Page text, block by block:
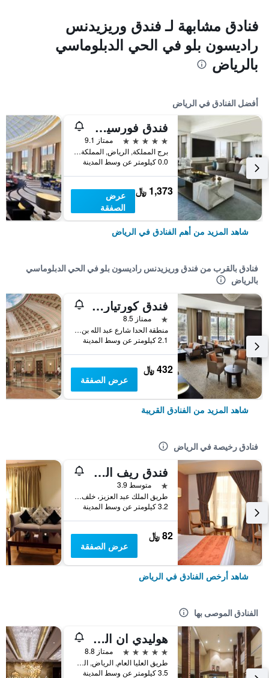
فنادق مشابهة لـ فندق وريزيدنس
راديسون بلو في الحي الدبلوماسي
بالرياض
أفضل الفنادق في الرياض
فندق فورسيزونز الرياض
5 نجوم
ممتاز 9.1
برج المملكة, الرياض, المملكة العربية السعودية
0.0 كيلومتر عن وسط المدينة
1,373 ﷼
عرض
الصفقة
شاهد المزيد من أهم الفنادق في الرياض
فنادق بالقرب من فندق وريزيدنس راديسون بلو في الحي الدبلوماسي
بالرياض
فندق كورتيارد باي ماريوت الحي الدبلوماسي الرياض
نجمة واحدة
ممتاز 8.5
منطقة الحدا شارع عبد الله بن حذافة السهمي, الرياض, المملكة العربية السعودية
2.1 كيلومتر عن وسط المدينة
432 ﷼
عرض الصفقة
شاهد المزيد من الفنادق القريبة
فنادق رخيصة في الرياض
فندق ريف المالاز الدولي
نجمة واحدة
متوسط 3.9
طريق الملك عبد العزيز، خلف بنك سامبا المكتب الرئيسي الملز, الرياض, المملكة العربية السعودية
3.2 كيلومتر عن وسط المدينة
82 ﷼
عرض الصفقة
شاهد أرخص الفنادق في الرياض
الفنادق الموصى بها
هوليدي ان القصر
5 نجوم
ممتاز 8.8
طريق العليا العام, الرياض, المملكة العربية السعودية
3.5 كيلومتر عن وسط المدينة